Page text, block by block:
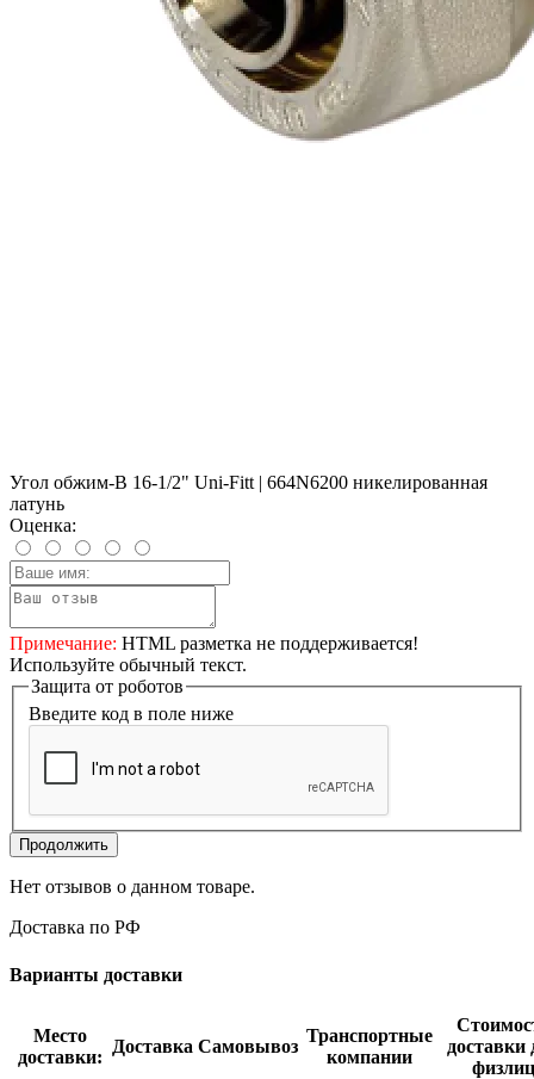
Угол обжим-В 16-1/2" Uni-Fitt | 664N6200 никелированная
латунь
Оценка:
Примечание: HTML разметка не поддерживается!
Используйте обычный текст.
Защита от роботов
Введите код в поле ниже
Продолжить
Нет отзывов о данном товаре.
Доставка по РФ
Варианты доставки
Место
доставки:
Доставка Самовывоз
Транспортные
компании
доставки
физлиц